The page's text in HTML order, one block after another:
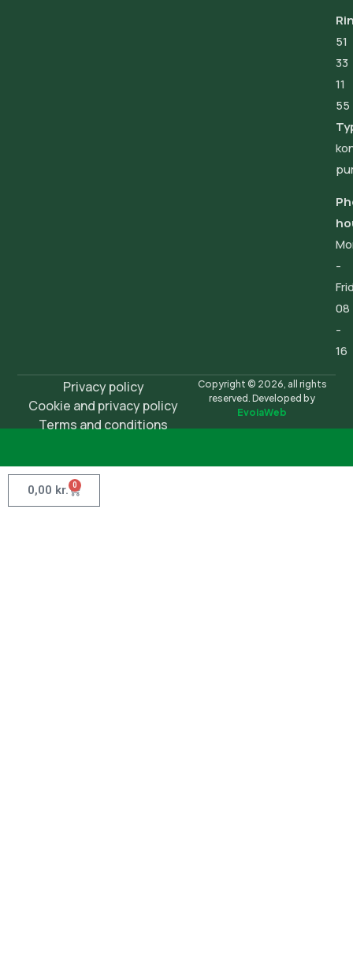
51
33
11
55
-
08
-
16
Privacy policy
Cookie and privacy policy
Terms and conditions
Copyright © 2026, all rights
reserved. Developed by
EvoiaWeb
0,00 kr. 0